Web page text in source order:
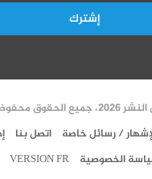
الحقوق محفوظة
/ رسائل خاصة اتصل بنا
الخصوصية
VERSION FR